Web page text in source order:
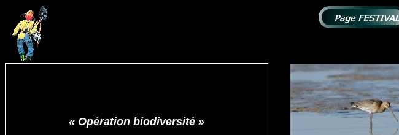
« Opération biodiversité »